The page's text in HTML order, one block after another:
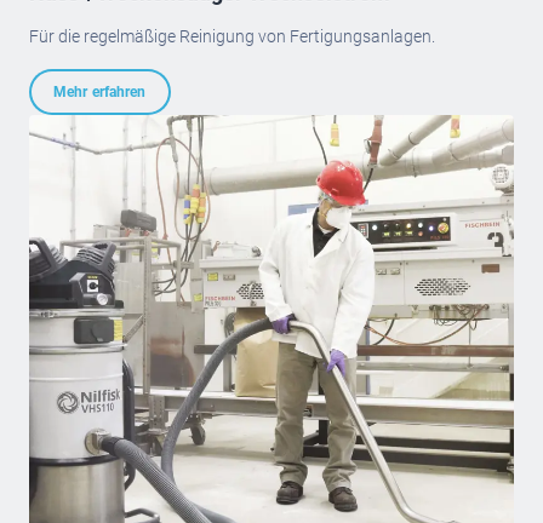
Für die regelmäßige Reinigung von Fertigungsanlagen.
Mehr erfahren